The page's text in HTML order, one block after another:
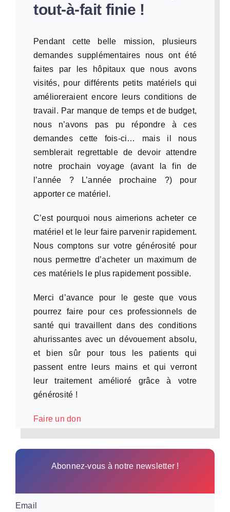
tout-à-fait finie !
Pendant cette belle mission, plusieurs
demandes supplémentaires nous ont été
faites par les hôpitaux que nous avons
visités, pour différents petits matériels qui
amélioreraient encore leurs conditions de
travail. Par manque de temps et de budget,
nous n’avons pas pu répondre à ces
demandes cette fois-ci… mais il nous
semblerait regrettable de devoir attendre
notre prochain voyage (avant la fin de
l’année ? L’année prochaine ?) pour
apporter ce matériel.
C’est pourquoi nous aimerions acheter ce
matériel et le leur faire parvenir rapidement.
Nous comptons sur votre générosité pour
nous permettre d’acheter un maximum de
ces matériels le plus rapidement possible.
Merci d’avance pour le geste que vous
pourrez faire pour ces professionnels de
santé qui travaillent dans des conditions
ahurissantes avec un dévouement absolu,
et bien sûr pour tous les patients qui
passent entre leurs mains et qui verront
leur traitement amélioré grâce à votre
générosité !
Faire un don
Abonnez-vous à notre newsletter !
Email